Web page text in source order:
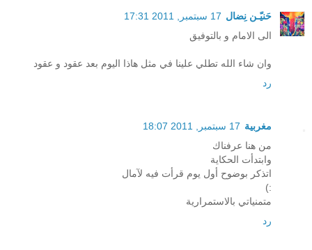
حَنيّـن نِضال 17 سبتمبر, 2011 17:31
الى الامام و بالتوفيق
وان شاء الله تطلي علينا في مثل هاذا اليوم بعد عقود و عقود
رد
مغربية 17 سبتمبر, 2011 18:07
من هنا عرفناك
وابتدأت الحكاية
اتذكر بوضوح أول يوم قرأت فيه لآمال
:)
متمنياتي بالاستمرارية
رد